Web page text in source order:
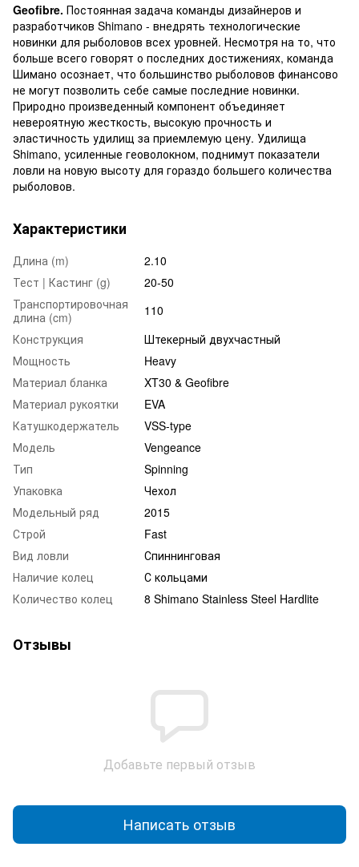
Geofibre. Постоянная задача команды дизайнеров и
разработчиков Shimano - внедрять технологические
новинки для рыболовов всех уровней. Несмотря на то, что
больше всего говорят о последних достижениях, команда
Шимано осознает, что большинство рыболовов финансово
не могут позволить себе самые последние новинки.
Природно произведенный компонент объединяет
невероятную жесткость, высокую прочность и
эластичность удилищ за приемлемую цену. Удилища
Shimano, усиленные геоволокном, поднимут показатели
ловли на новую высоту для гораздо большего количества
рыболовов.
Характеристики
Длина (m)
2.10
Тест | Кастинг (g)
20-50
Транспортировочная
длина (cm)
110
Конструкция
Штекерный двухчастный
Мощность
Heavy
Материал бланка
XT30 & Geofibre
Материал рукоятки
EVA
Катушкодержатель
VSS-type
Модель
Vengeance
Тип
Spinning
Упаковка
Чехол
Модельный ряд
2015
Строй
Fast
Вид ловли
Спиннинговая
Наличие колец
С кольцами
Количество колец
8 Shimano Stainless Steel Hardlite
Отзывы
Добавьте первый отзыв
Написать отзыв